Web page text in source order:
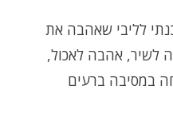
לליבי שאהבה את
לשיר, אהבה לאכול,
בת 22 נרצחה במסיבה ברעים